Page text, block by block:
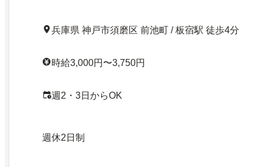
兵庫県 神戸市須磨区 前池町 / 板宿駅 徒歩4分
時給3,000円〜3,750円
週2・3日からOK
週休2日制